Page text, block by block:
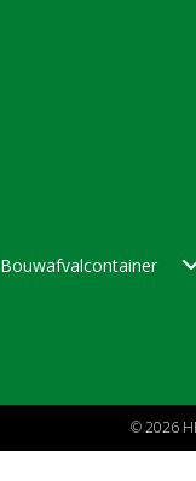
Bouwafvalcontainer
© 2026